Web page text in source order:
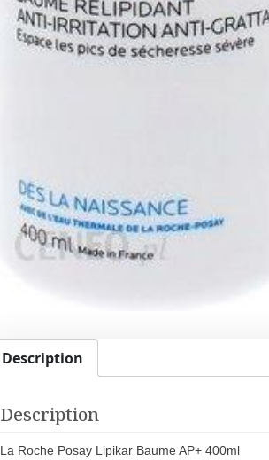
Description
Description
La Roche Posay Lipikar Baume AP+ 400ml